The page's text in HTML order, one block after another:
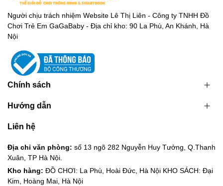
Người chịu trách nhiệm Website Lê Thị Liên - Công ty TNHH Đồ
Chơi Trẻ Em GaGaBaby - Địa chỉ kho: 90 La Phù, An Khánh, Hà
Nội
Chính sách
Hướng dẫn
Liên hệ
Địa chỉ văn phòng: số 13 ngõ 282 Nguyễn Huy Tưởng, Q.Thanh
Xuân, TP Hà Nội.
Kho hàng: ĐỒ CHƠI: La Phù, Hoài Đức, Hà Nội KHO SÁCH: Đại
Kim, Hoàng Mai, Hà Nội